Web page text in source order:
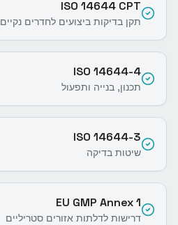
ISO 14644 CPT
תקן בדיקות ביצועים לחדרים נקיים
ISO 14644-4
תכנון, בנייה ותפעול
ISO 14644-3
שיטות בדיקה
EU GMP Annex 1
דרישות לדלתות אזורים סטריליים